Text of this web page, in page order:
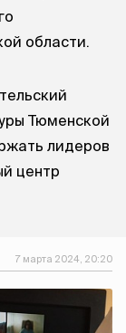
области.
Тюменской
лидеров
центр
7 марта 2024, 20:20